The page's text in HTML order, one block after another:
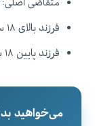
فرزند بالای ۱۸ سال: ۹۸۰ دلار استرالیا
فرزند پایین ۱۸ سال: ۴۸۵ دلار استرالیا
می‌خواهید